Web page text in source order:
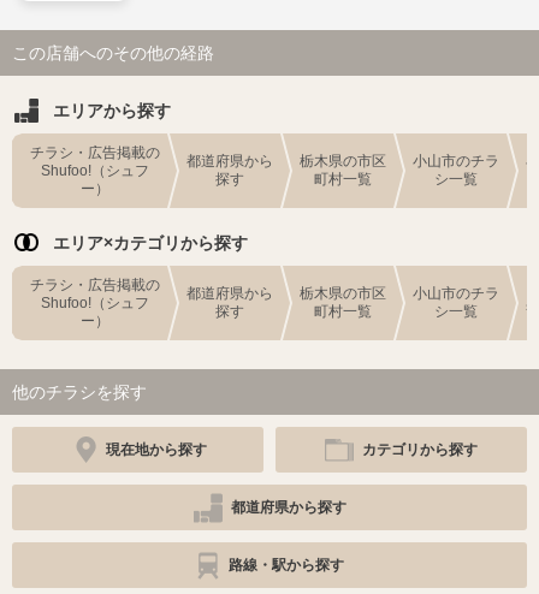
この店舗へのその他の経路
エリアから探す
チラシ・広告掲載の
Shufoo!（シュフ
ー）
都道府県から
探す
栃木県の市区
町村一覧
小山市のチラ
シ一覧
エリア×カテゴリから探す
チラシ・広告掲載の
Shufoo!（シュフ
ー）
都道府県から
探す
栃木県の市区
町村一覧
小山市のチラ
シ一覧
他のチラシを探す
現在地から探す カテゴリから探す
都道府県から探す
路線・駅から探す